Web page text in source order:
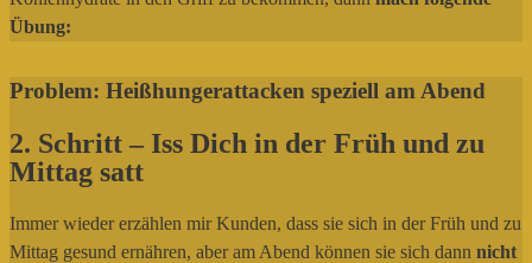
Übung:
Problem: Heißhungerattacken speziell am Abend
2. Schritt – Iss Dich in der Früh und zu
Mittag satt
Immer wieder erzählen mir Kunden, dass sie sich in der Früh und zu
Mittag gesund ernähren, aber am Abend können sie sich dann nicht